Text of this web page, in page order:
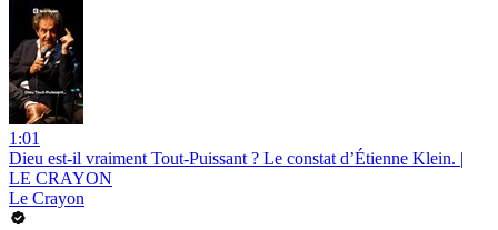
1:01
Dieu est-il vraiment Tout-Puissant ? Le constat d’Étienne Klein. |
LE CRAYON
Le Crayon